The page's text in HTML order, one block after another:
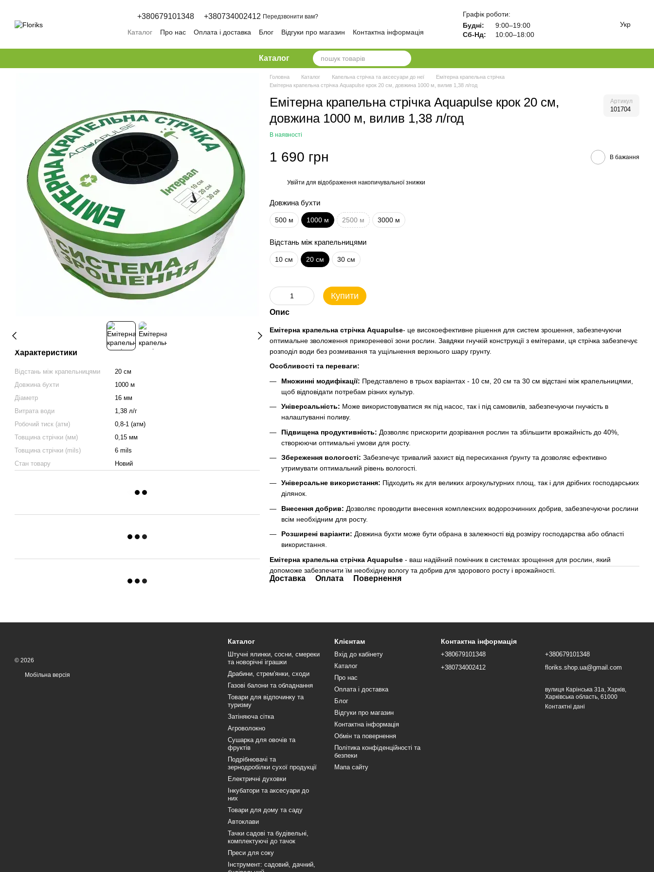
+380679101348 +380734002412 Передзвонити вам?
Каталог Про нас Оплата і доставка Блог Відгуки про магазин
Контактна інформація
Графік роботи:
Будні:
9:00–19:00
Сб-Нд:
10:00–18:00
Укр
Каталог
Характеристики
Відстань між крапельницями
20 см
Довжина бухти
1000 м
Діаметр
16 мм
Витрата води
1,38 л/г
Робочий тиск (атм)
0,8-1 (атм)
Товщина стрічки (мм)
0,15 мм
Товщина стрічки (mils)
6 mils
Стан товару
Новий
Головна Каталог Капельна стрічка та аксесуари до неї
Емітерна крапельна стрічка
Емітерна крапельна стрічка Aquapulse крок 20 см, довжина 1000 м, вилив 1,38 л/год
Емітерна крапельна стрічка Aquapulse крок 20 см,
довжина 1000 м, вилив 1,38 л/год
Артикул
101704
В наявності
1 690 грн В бажання
Увійти для відображення накопичувальної знижки
Довжина бухти
500 м 1000 м 2500 м 3000 м
Відстань між крапельницями
10 см 20 см 30 см
Купити
Опис
Емітерна крапельна стрічка Aquapulse- це високоефективне рішення для систем зрошення, забезпечуючи
оптимальне зволоження прикореневої зони рослин. Завдяки гнучкій конструкції з емітерами, ця стрічка забезпечує
розподіл води без розмивання та ущільнення верхнього шару грунту.
Особливості та переваги:
Множинні модифікації: Представлено в трьох варіантах - 10 см, 20 см та 30 см відстані між крапельницями,
щоб відповідати потребам різних культур.
Універсальність: Може використовуватися як під насос, так і під самовилів, забезпечуючи гнучкість в
налаштуванні поливу.
Підвищена продуктивність: Дозволяє прискорити дозрівання рослин та збільшити врожайність до 40%,
створюючи оптимальні умови для росту.
Збереження вологості: Забезпечує тривалий захист від пересихання ґрунту та дозволяє ефективно
утримувати оптимальний рівень вологості.
Універсальне використання: Підходить як для великих агрокультурних площ, так і для дрібних господарських
ділянок.
Внесення добрив: Дозволяє проводити внесення комплексних водорозчинних добрив, забезпечуючи рослини
всім необхідним для росту.
Розширені варіанти: Довжина бухти може бути обрана в залежності від розміру господарства або області
використання.
Емітерна крапельна стрічка Aquapulse - ваш надійний помічник в системах зрощення для рослин, який
допоможе забезпечити їм необхідну вологу та добрив для здорового росту і врожайності.
Доставка Оплата Повернення
© 2026
Мобільна версія
Каталог
Штучні ялинки, сосни, смереки
та новорічні іграшки
Драбини, стрем'янки, сходи
Газові балони та обладнання
Товари для відпочинку та
туризму
Затіняюча сітка
Агроволокно
Сушарка для овочів та
фруктів
Подрібнювачі та
зернодробілки сухої продукції
Електричні духовки
Інкубатори та аксесуари до
них
Товари для дому та саду
Автоклави
Тачки садові та будівельні,
комплектуючі до тачок
Преси для соку
Інструмент: садовий, дачний,
Клієнтам
Вхід до кабінету
Каталог
Про нас
Оплата і доставка
Блог
Відгуки про магазин
Контактна інформація
Обмін та повернення
Політика конфіденційності та
безпеки
Мапа сайту
Контактна інформація
+380679101348
+380734002412
+380679101348
floriks.shop.ua@gmail.com
вулиця Карінська 31а, Харків,
Харківська область, 61000
Контактні дані